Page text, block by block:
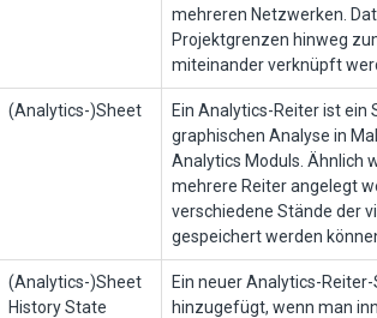
mehreren Netzwerken.
Projektgrenzen hinweg
miteinander verknüpft
(Analytics-)Sheet
Ein Analytics-Reiter ist ein
graphischen Analyse in
Analytics Moduls. Ähnlich
mehrere Reiter angelegt
verschiedene Stände der
gespeichert werden
(Analytics-)Sheet
History State
Ein neuer Analytics-
hinzugefügt, wenn man